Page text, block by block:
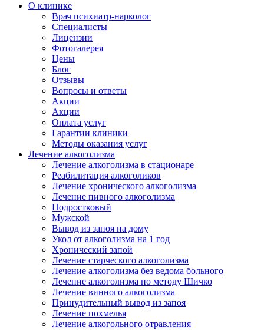
О клинике
Врач психиатр-нарколог
Специалисты
Лицензии
Фотогалерея
Цены
Блог
Отзывы
Вопросы и ответы
Акции
Акции
Оплата услуг
Гарантии клиники
Методы оказания услуг
Лечение алкоголизма
Лечение алкоголизма в стационаре
Реабилитация алкоголиков
Лечение хронического алкоголизма
Лечение пивного алкоголизма
Подростковый
Мужской
Вывод из запоя на дому
Укол от алкоголизма на 1 год
Хронический запой
Лечение старческого алкоголизма
Лечение алкоголизма без ведома больного
Лечение алкоголизма по методу Шичко
Лечение винного алкоголизма
Принудительный вывод из запоя
Лечение похмелья
Лечение алкогольного отравления